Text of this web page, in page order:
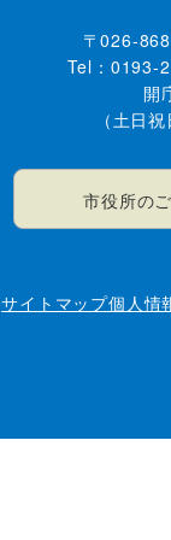
〒026-
Tel：0193-
開
（土日
市役所の
サイトマップ個人情